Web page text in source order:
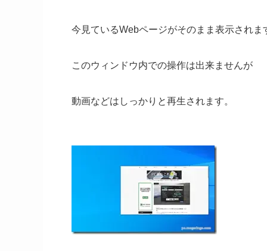
今見ているWebページがそのまま表示されま
このウィンドウ内での操作は出来ませんが
動画などはしっかりと再生されます。